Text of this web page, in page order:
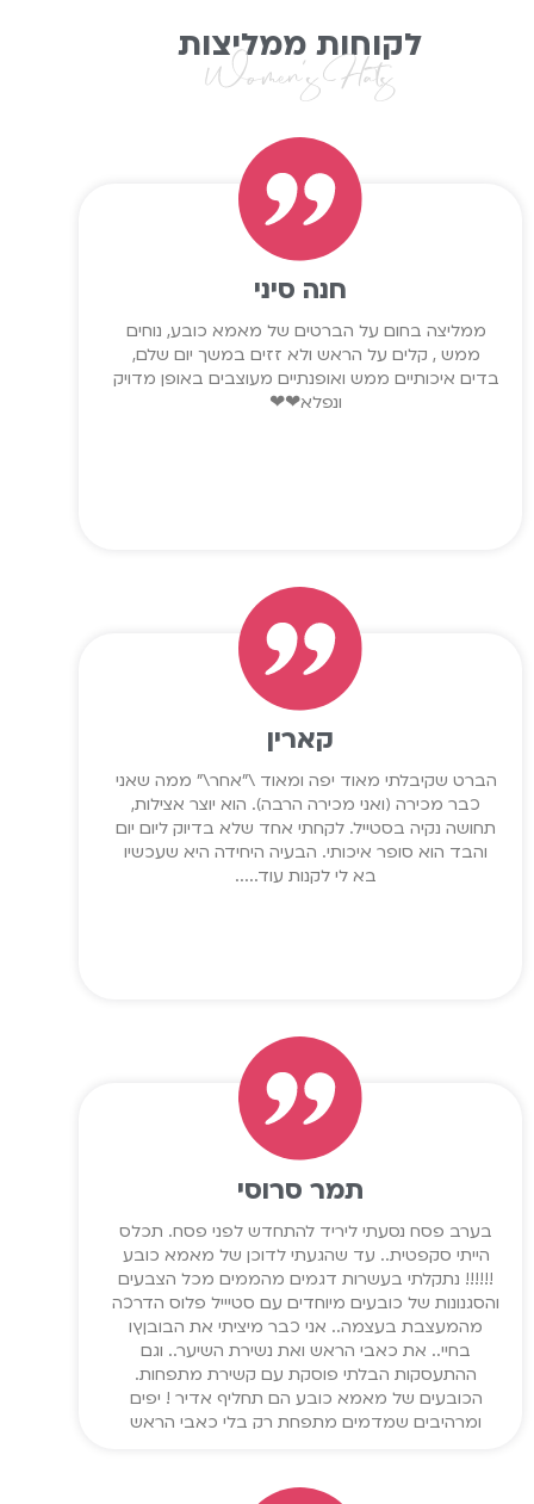
לקוחות ממליצות
חנה סיני
ממליצה בחום על הברטים של מאמא כובע, נוחים
ממש , קלים על הראש ולא זזים במשך יום שלם,
בדים איכותיים ממש ואופנתיים מעוצבים באופן מדויק
ונפלא❤❤
קארין
הברט שקיבלתי מאוד יפה ומאוד \"אחר\" ממה שאני
כבר מכירה (ואני מכירה הרבה). הוא יוצר אצילות,
תחושה נקיה בסטייל. לקחתי אחד שלא בדיוק ליום יום
והבד הוא סופר איכותי. הבעיה היחידה היא שעכשיו
בא לי לקנות עוד.....
תמר סרוסי
בערב פסח נסעתי ליריד להתחדש לפני פסח. תכלס
הייתי סקפטית.. עד שהגעתי לדוכן של מאמא כובע
!!!!!! נתקלתי בעשרות דגמים מהממים מכל הצבעים
והסגנונות של כובעים מיוחדים עם סטיייל פלוס הדרכה
מהמעצבת בעצמה.. אני כבר מיציתי את הבובןץו
בחיי.. את כאבי הראש ואת נשירת השיער.. וגם
ההתעסקות הבלתי פוסקת עם קשירת מתפחות.
הכובעים של מאמא כובע הם תחליף אדיר ! יפים
ומרהיבים שמדמים מתפחת רק בלי כאבי הראש